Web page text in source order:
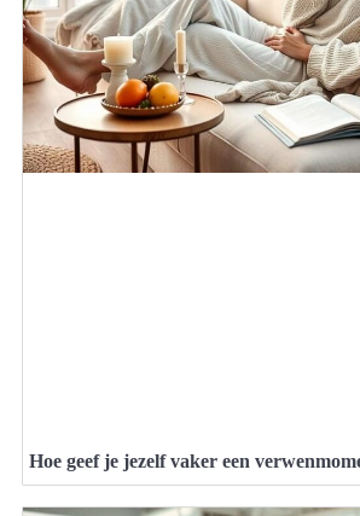
Hoe geef je jezelf vaker een